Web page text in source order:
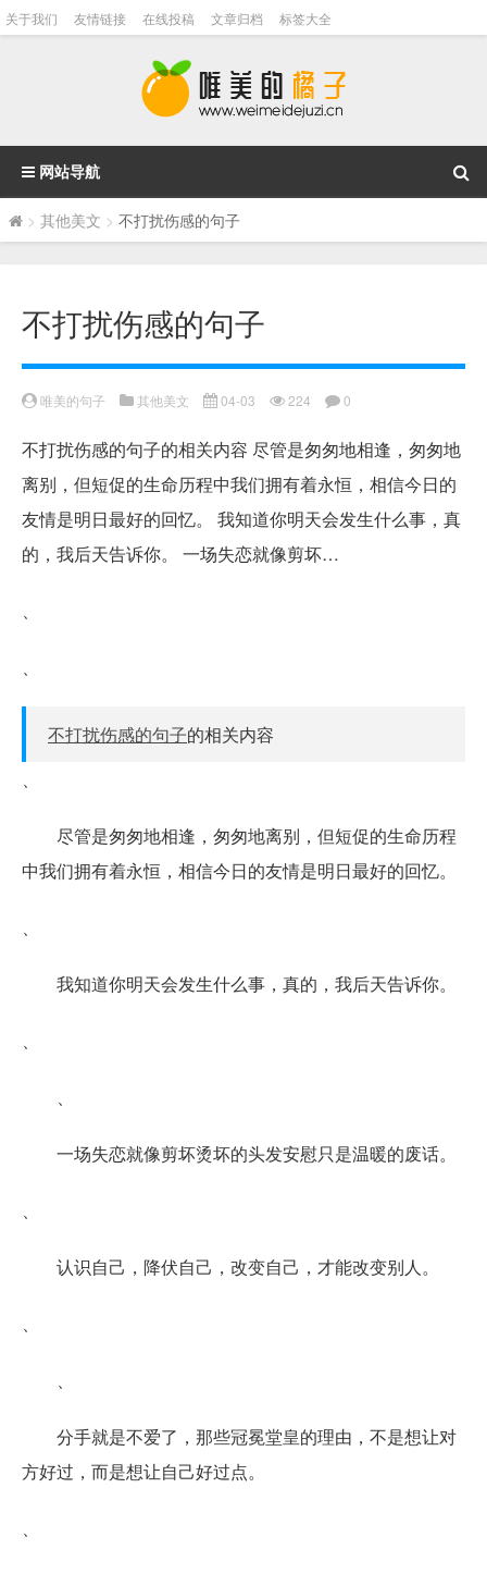
关于我们 友情链接 在线投稿 文章归档 标签大全
网站导航
> 其他美文 > 不打扰伤感的句子
不打扰伤感的句子
唯美的句子 其他美文 04-03 224 0
不打扰伤感的句子的相关内容 尽管是匆匆地相逢，匆匆地
离别，但短促的生命历程中我们拥有着永恒，相信今日的
友情是明日最好的回忆。 我知道你明天会发生什么事，真
的，我后天告诉你。 一场失恋就像剪坏…
、
、
不打扰伤感的句子的相关内容
、
尽管是匆匆地相逢，匆匆地离别，但短促的生命历程
中我们拥有着永恒，相信今日的友情是明日最好的回忆。
、
我知道你明天会发生什么事，真的，我后天告诉你。
、
、
一场失恋就像剪坏烫坏的头发安慰只是温暖的废话。
、
认识自己，降伏自己，改变自己，才能改变别人。
、
、
分手就是不爱了，那些冠冕堂皇的理由，不是想让对
方好过，而是想让自己好过点。
、